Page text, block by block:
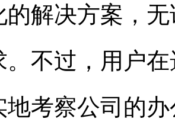
的解决方案，
。不过，用户
地考察公司的